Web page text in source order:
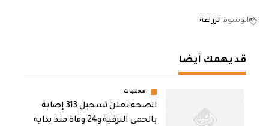
الوسوم الزراعة
قد يهمك أيضا
محليات
الصحة تعلن تسجيل 313 إصابة
بالحمى النزفية و24 وفاة منذ بداية